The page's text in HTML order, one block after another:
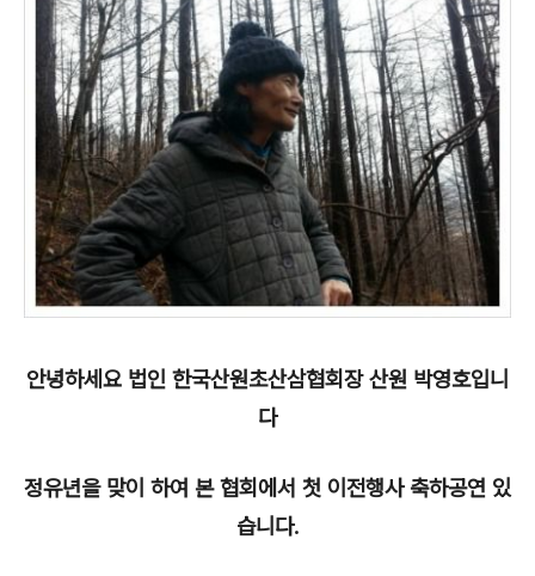
안녕하세요 법인 한국산원초산삼협회장 산원 박영호입니
다
정유년을 맞이 하여 본 협회에서 첫 이전행사 축하공연 있
습니다.